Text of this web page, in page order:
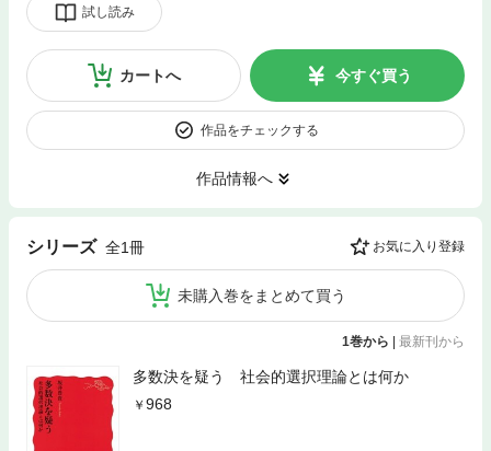
試し読み
カートへ 今すぐ買う
作品をチェックする
作品情報へ
シリーズ 全1冊 お気に入り登録
未購入巻をまとめて買う
1巻から 最新刊から
多数決を疑う 社会的選択理論とは何か
968